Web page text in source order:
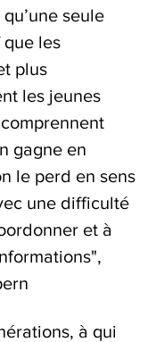
seule
que les
plus
les jeunes
gagne en
le perd en sens
une difficulté
et à
à qui